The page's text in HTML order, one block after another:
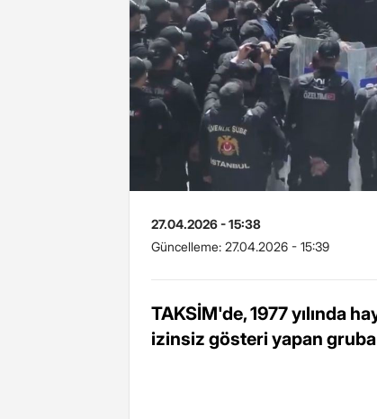
27.04.2026 - 15:38
Güncelleme: 27.04.2026 - 15:39
TAKSİM'de, 1977 yılında
izinsiz gösteri yapan